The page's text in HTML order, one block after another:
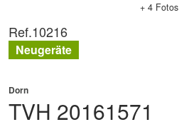
+ 4 Fotos
TVH 20161571
Dorn
Ref.10216
Neugeräte